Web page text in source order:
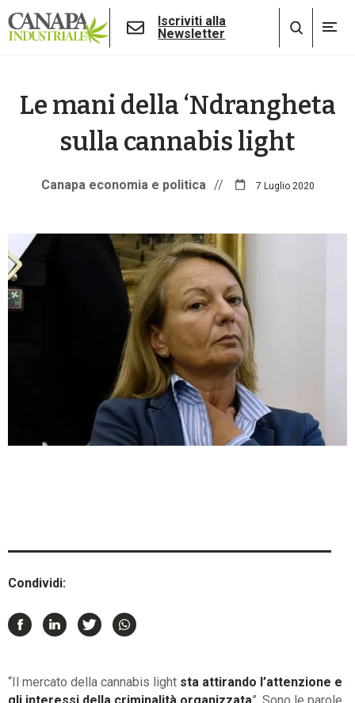
Iscriviti alla
Newsletter
Le mani della ‘Ndrangheta
sulla cannabis light
Canapa economia e politica // 7 Luglio 2020
Condividi:
“Il mercato della cannabis light sta attirando l’attenzione e